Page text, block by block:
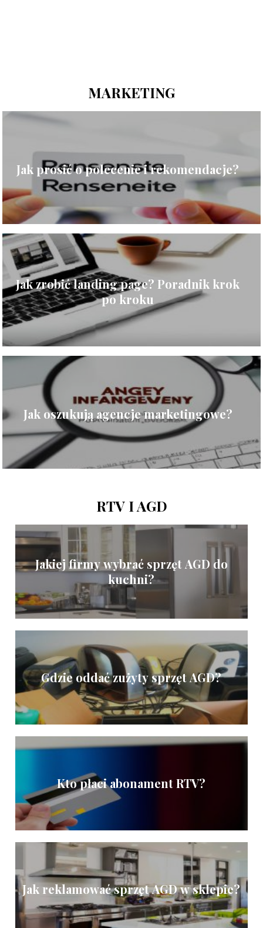
MARKETING
Jak prosić o polecenie i rekomendacje?
Jak zrobić landing page? Poradnik krok
po kroku
Jak oszukują agencje marketingowe?
RTV I AGD
Jakiej firmy wybrać sprzęt AGD do
kuchni?
Gdzie oddać zużyty sprzęt AGD?
Kto płaci abonament RTV?
Jak reklamować sprzęt AGD w sklepie?